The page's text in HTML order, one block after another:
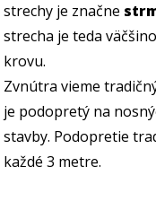
strechy je značne
strecha je teda
krovu.
Zvnútra vieme
je podopretý na
stavby. Podopretie
každé 3 metre.